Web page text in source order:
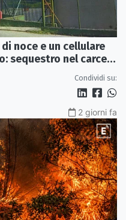
noce e un cellulare
sequestro nel carcere
Condividi su:
2 giorni fa